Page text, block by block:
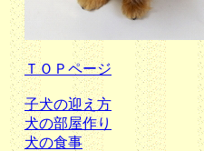
ＴＯＰページ
子犬の迎え方
犬の部屋作り
犬の食事